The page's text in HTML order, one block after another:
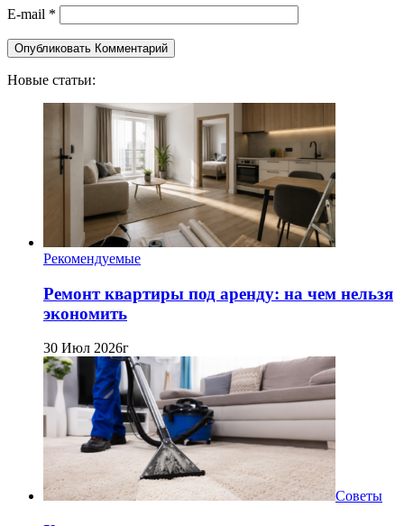
E-mail *
Новые статьи:
Рекомендуемые
Ремонт квартиры под аренду: на чем нельзя
экономить
30 Июл 2026г
Советы